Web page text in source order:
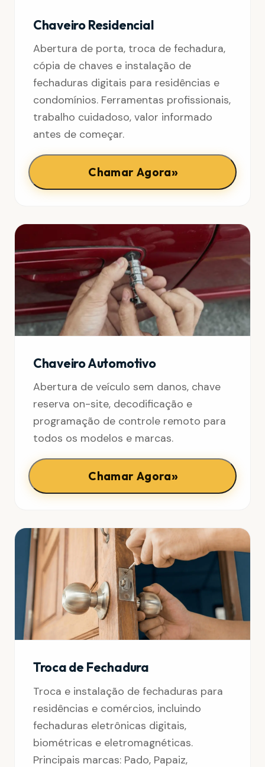
Chaveiro Residencial
Abertura de porta, troca de fechadura,
cópia de chaves e instalação de
fechaduras digitais para residências e
condomínios. Ferramentas profissionais,
trabalho cuidadoso, valor informado
antes de começar.
Chamar Agora»
Chaveiro Automotivo
Abertura de veículo sem danos, chave
reserva on-site, decodificação e
programação de controle remoto para
todos os modelos e marcas.
Chamar Agora»
Troca de Fechadura
Troca e instalação de fechaduras para
residências e comércios, incluindo
fechaduras eletrônicas digitais,
biométricas e eletromagnéticas.
Principais marcas: Pado, Papaiz,